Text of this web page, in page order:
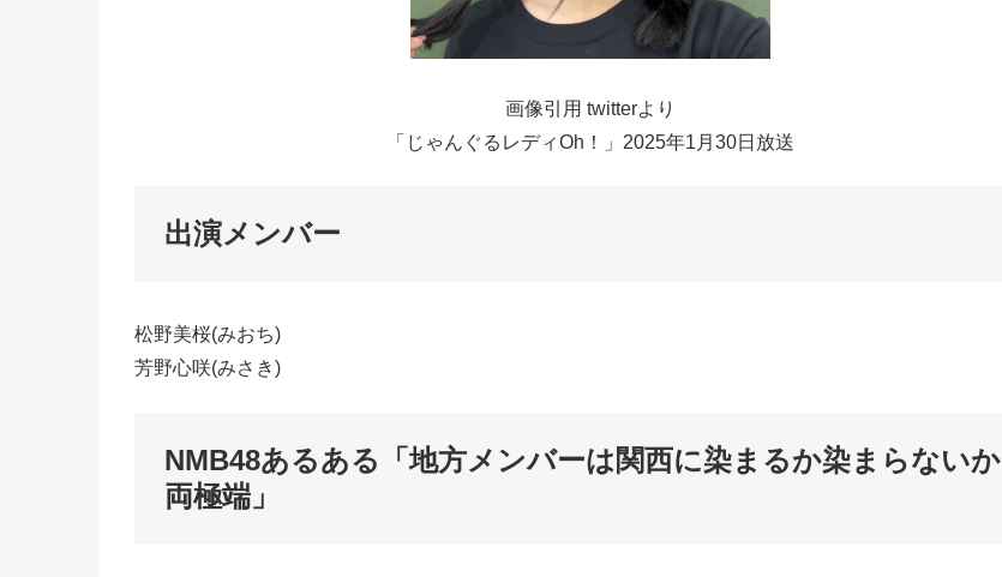
画像引用 twitterより
「じゃんぐるレディOh！」2025年1月30日放送
出演メンバー
松野美桜(みおち)
芳野心咲(みさき)
NMB48あるある「地方メンバーは関西に染まるか染まらないか
両極端」